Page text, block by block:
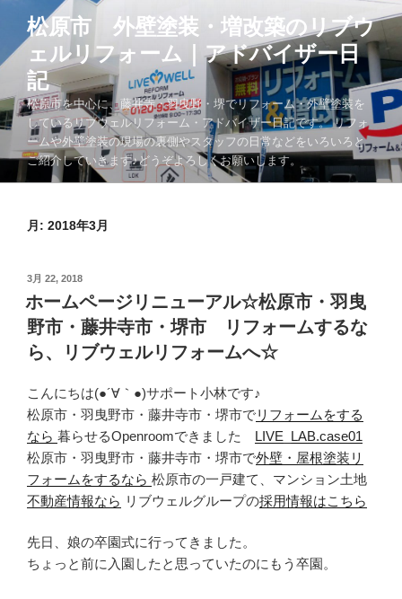
テ
ツ
へ
キ
ッ
松原市 外壁塗装・増改築のリブウ
ェルリフォーム｜アドバイザー日
記
松原市を中心に、藤井寺・羽曳野・堺でリフォーム・外壁塗装を
しているリブウェルリフォーム・アドバイザー日記です。 リフォ
ームや外壁塗装の現場の裏側やスタッフの日常などをいろいろと
ご紹介していきます♪どうぞよろしくお願いします。
月: 2018年3月
投
稿
日:
3月 22, 2018
ホームページリニューアル☆松原市・羽曳
野市・藤井寺市・堺市 リフォームするな
ら、リブウェルリフォームへ☆
こんにちは(●´∀｀●)サポート小林です♪
松原市・羽曳野市・藤井寺市・堺市でリフォームをする
なら 暮らせるOpenroomできました LIVE_LAB.case01
松原市・羽曳野市・藤井寺市・堺市で外壁・屋根塗装リ
フォームをするなら 松原市の一戸建て、マンション土地
不動産情報なら リブウェルグループの採用情報はこちら
先日、娘の卒園式に行ってきました。
ちょっと前に入園したと思っていたのにもう卒園。